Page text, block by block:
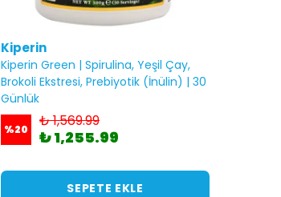
Kiperin
Kiperin Green | Spirulina, Yeşil Çay,
Brokoli Ekstresi, Prebiyotik (İnülin) | 30
Günlük
%20 ₺ 1,569.99
₺ 1,255.99
SEPETE EKLE